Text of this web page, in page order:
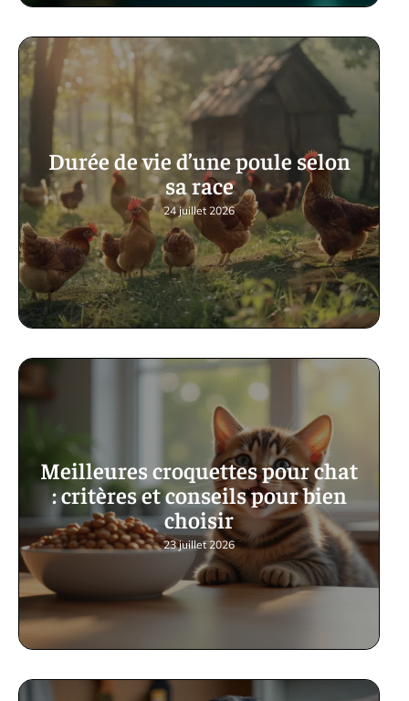
Durée de vie d’une poule selon
sa race
24 juillet 2026
Meilleures croquettes pour chat
: critères et conseils pour bien
choisir
23 juillet 2026